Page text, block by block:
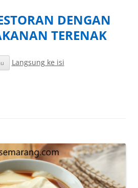
DENGAN
TERENAK
Langsung ke isi